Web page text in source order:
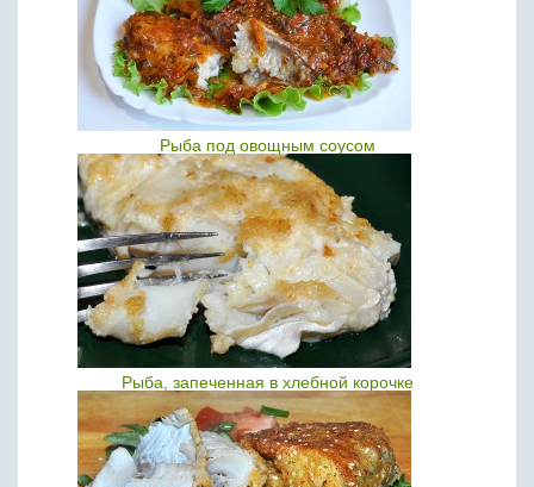
Рыба под овощным соусом
Рыба, запеченная в хлебной корочке